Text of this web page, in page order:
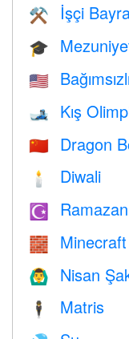
⚒️ İşçi
🎓
🇺🇸
🎿 Kış
🇨🇳 Dragon
🕯 Diwali
☪️ Ramazan
🧱 Minecraft
🙆‍♂️ Nisan
🕴️ Matris